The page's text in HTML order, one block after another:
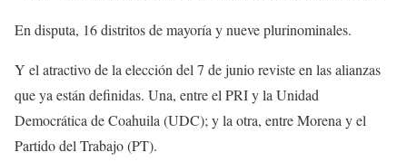
En disputa, 16 distritos de mayoría y nueve plurinominales.
Y el atractivo de la elección del 7 de junio reviste en las alianzas
que ya están definidas. Una, entre el PRI y la Unidad
Democrática de Coahuila (UDC); y la otra, entre Morena y el
Partido del Trabajo (PT).